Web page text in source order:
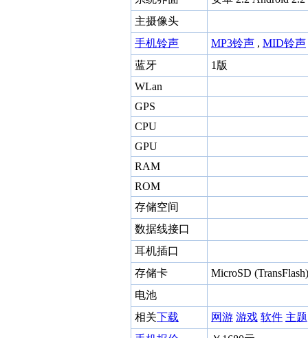
主摄像头
手机铃声
MP3铃声 , MID铃声
蓝牙
1版
WLan
GPS
CPU
GPU
RAM
ROM
存储空间
数据线接口
耳机插口
存储卡
MicroSD (TransFlash)
电池
相关下载 网游 游戏 软件 主题